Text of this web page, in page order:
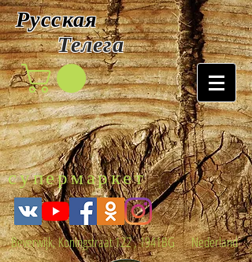
Русская
Телега
супермаркет
Beverwijk, Koningstraat 122 , 1941BG Nederland